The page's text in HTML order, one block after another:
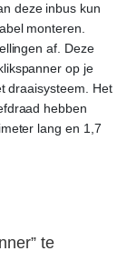
deze inbus kun
monteren.
af. Deze
op je
draaisysteem. Het
hebben
lang en 1,7
te